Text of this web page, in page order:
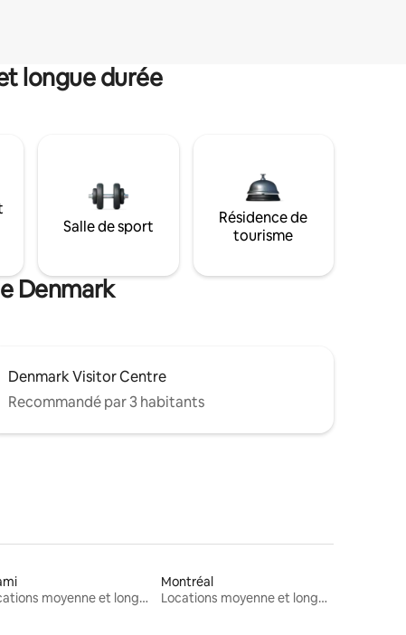
longue durée
Salle de sport
Résidence de
tourisme
Denmark
Denmark Visitor Centre
Recommandé par 3 habitants
Locations moyenne et longue durée
Montréal
Locations moyenne et longue durée